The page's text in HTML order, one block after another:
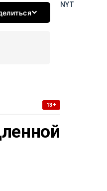
13+
NYT